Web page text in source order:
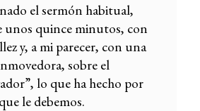
el sermón habitual,
unos quince minutos, con
y, a mi parecer, con una
sobre el
lo que ha hecho por
le debemos.